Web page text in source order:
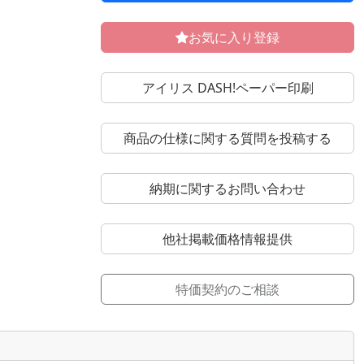
お気に入り登録
アイリス DASH!ペーパー印刷
商品の仕様に関する質問を投稿する
納期に関するお問い合わせ
他社掲載価格情報提供
特価契約のご相談